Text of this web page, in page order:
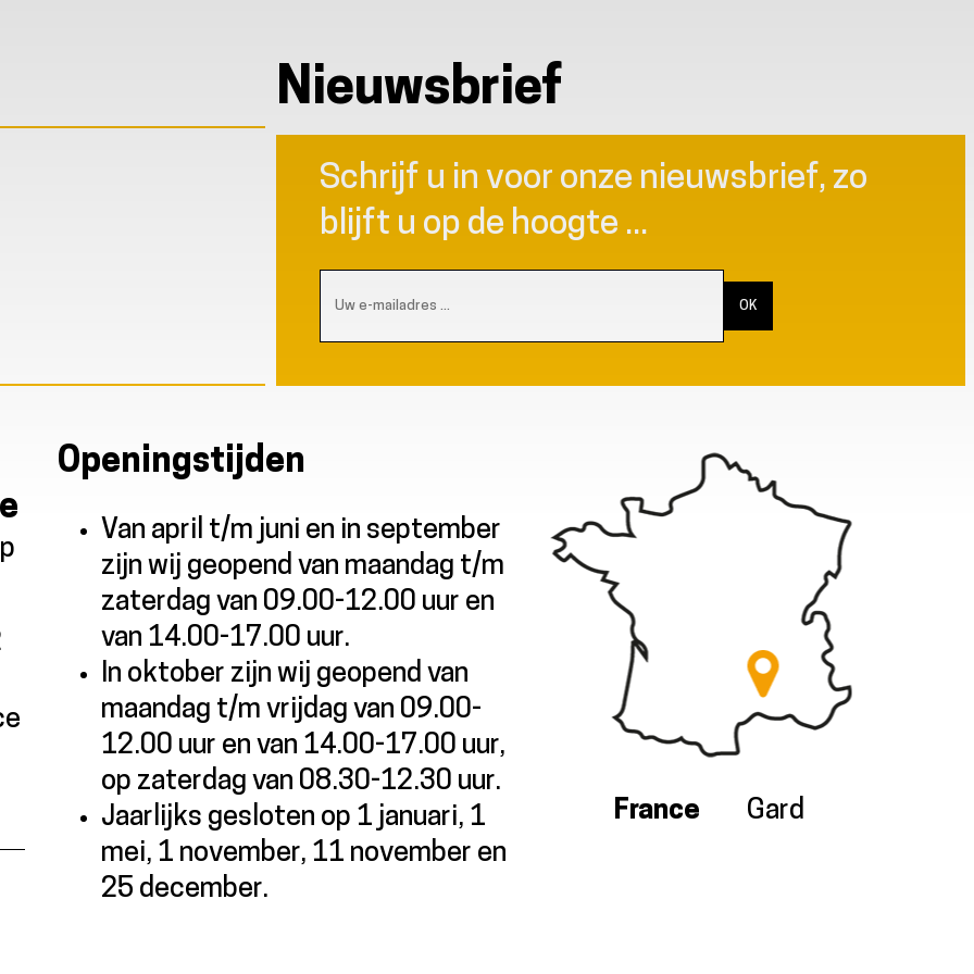
Nieuwsbrief
Schrijf u in voor onze nieuwsbrief, zo
blijft u op de hoogte ...
Openingstijden
Van april t/m juni en in september
zijn wij geopend van maandag t/m
zaterdag van 09.00-12.00 uur en
van 14.00-17.00 uur.
In oktober zijn wij geopend van
maandag t/m vrijdag van 09.00-
12.00 uur en van 14.00-17.00 uur,
op zaterdag van 08.30-12.30 uur.
Jaarlijks gesloten op 1 januari, 1
mei, 1 november, 11 november en
25 december.
France Gard